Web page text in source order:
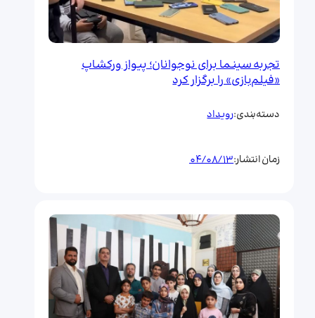
تجربه سینما برای نوجوانان؛ پیواز ورکشاپ
«فیلم‌بازی» را برگزار کرد
دسته‌بندی:رویداد
زمان انتشار:04/08/13